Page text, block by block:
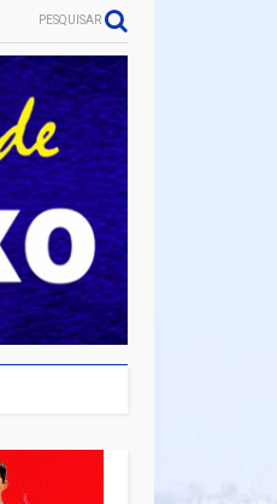
PESQUISAR